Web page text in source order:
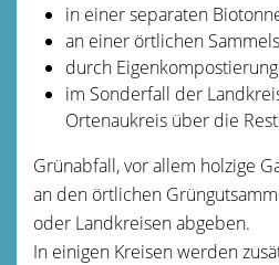
in einer separaten
an einer örtlichen
durch
im Sonderfall der
Ortenaukreis über die
Grünabfall, vor allem holzige
an den örtlichen
oder Landkreisen abgeben.
In einigen Kreisen werden